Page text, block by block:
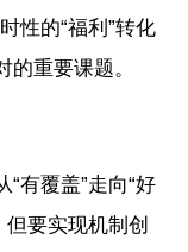
性的“福利”转化
重要课题。
有覆盖”走向“好
要实现机制创